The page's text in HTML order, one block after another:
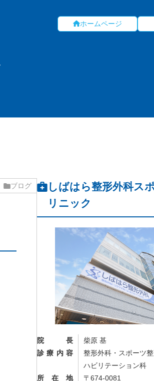
ホームページ
ブログ
しばはら整形外科ス
リニック
院長
柴原 基
診療内容
整形外科・スポーツ
ハビリテーション科
所在地
〒674-0081